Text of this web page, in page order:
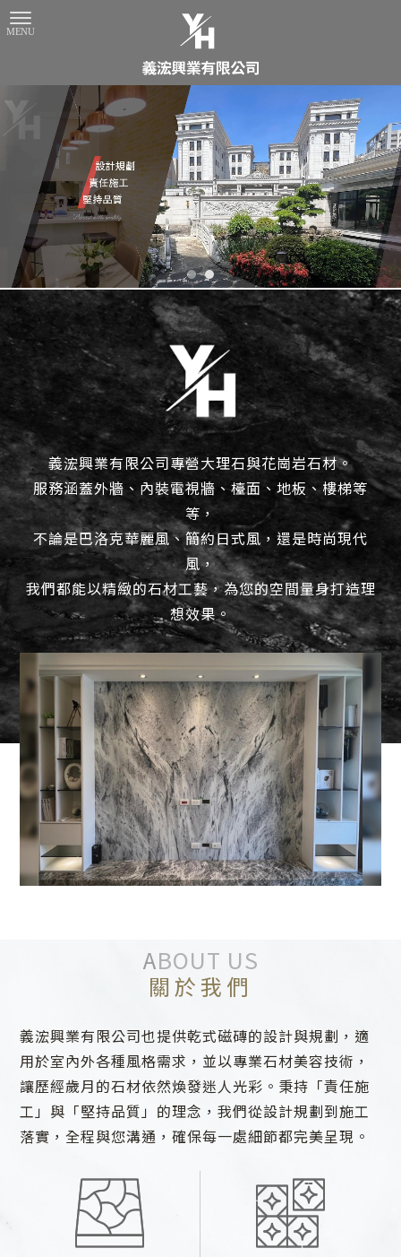
石材工程
台南石材工程
安南區石材工程
高雄石材工程
大理石工程
義浤興業有限公司專營大理石與花崗岩石材。
服務涵蓋外牆、內裝電視牆、檯面、地板、樓梯等
等，
不論是巴洛克華麗風、簡約日式風，還是時尚現代
風，
我們都能以精緻的石材工藝，為您的空間量身打造理
想效果。
ABOUT US
關於我們
義浤興業有限公司也提供乾式磁磚的設計與規劃，適
用於室內外各種風格需求，並以專業石材美容技術，
讓歷經歲月的石材依然煥發迷人光彩。秉持「責任施
工」與「堅持品質」的理念，我們從設計規劃到施工
落實，全程與您溝通，確保每一處細節都完美呈現。